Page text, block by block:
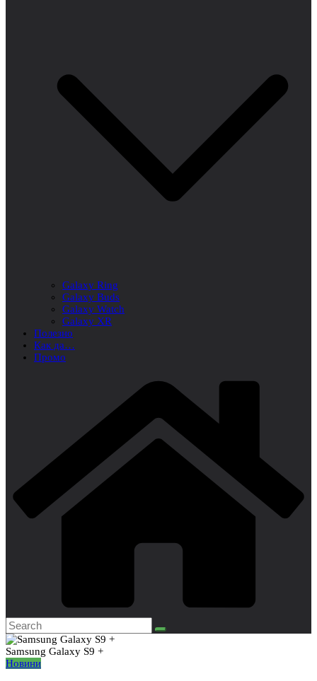
Galaxy Ring
Galaxy Buds
Galaxy Watch
Galaxy XR
Полезно
Как да…
Промо
Samsung Galaxy S9 +
Новини